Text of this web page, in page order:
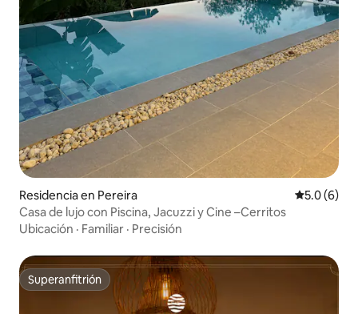
Residencia en Pereira
5.0 (6)
Casa de lujo con Piscina, Jacuzzi y Cine –Cerritos
Ubicación · Familiar · Precisión
Superanfitrión
Superanfitrión